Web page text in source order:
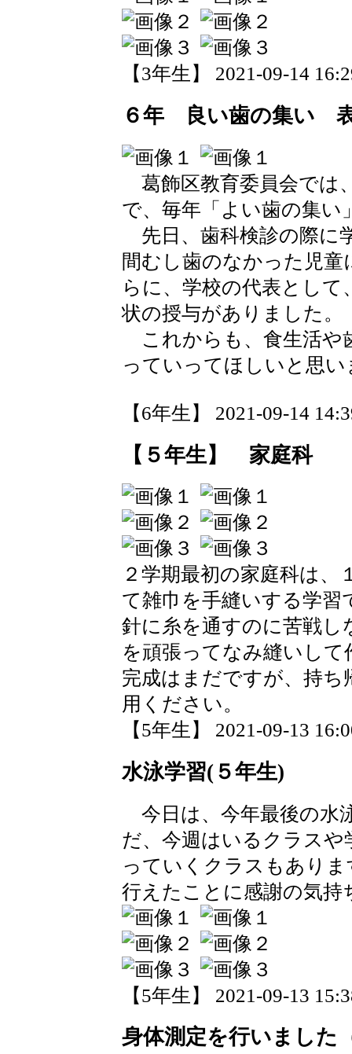
【3年生】 2021-09-14
６年 良い歯の集い
葛飾区教育委員会では
で、毎年「よい歯の集い
先日、歯科検診の際に
間むし歯のなかった児
らに、学校の代表として
状の授与がありました。
これからも、食生活や
っていってほしいと思い
【6年生】 2021-09-14
【５年生】 家庭科
２学期最初の家庭科は
て雑巾を手縫いする学習
針に糸を通すのに苦戦
を頑張ってなみ縫いし
完成はまだですが、持
用ください。
【5年生】 2021-09-13
水泳学習(５年生)
今日は、今年最後の水
だ、今週はいるクラス
っていくクラスもあり
行えたことに感謝の気
【5年生】 2021-09-13
身体測定を行いました